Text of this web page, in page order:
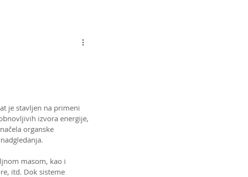
je stavljen na primeni
izvora energije,
organske
masom, kao i
itd. Dok sisteme